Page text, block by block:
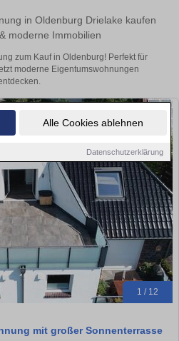
Alle Cookies ablehnen
Datenschutzerklärung
in Oldenburg Drielake kaufen
moderne Immobilien
zum Kauf in Oldenburg! Perfekt für
moderne Eigentumswohnungen
1 / 12
mit großer Sonnenterrasse